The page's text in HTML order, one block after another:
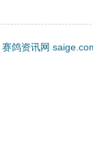
赛鸽资讯网